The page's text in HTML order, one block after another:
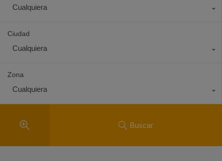
Cualquiera
Ciudad
Cualquiera
Zona
Cualquiera
Buscar